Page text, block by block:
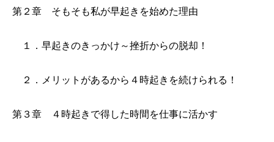
第２章 そもそも私が早起きを始めた理由
１．早起きのきっかけ～挫折からの脱却！
２．メリットがあるから４時起きを続けられる！
第３章 ４時起きで得した時間を仕事に活かす